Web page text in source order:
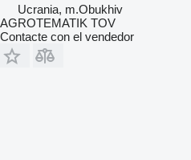
Ucrania, m.Obukhiv
AGROTEMATIK TOV
Contacte con el vendedor